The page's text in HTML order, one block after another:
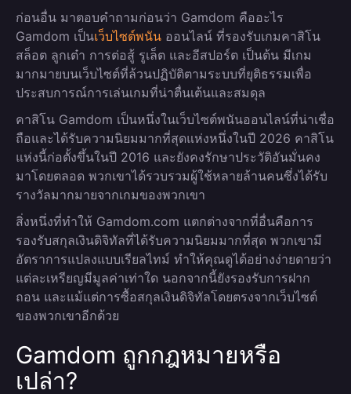
ก่อนอื่น มาตอบคำถามก่อนว่า Gamdom คืออะไร
Gamdom เป็นเว็บไซต์พนัน ออนไลน์ ที่รองรับเกมคาสิโน
สล็อต ลูกเต๋า การต่อสู้ รูเล็ต และอีสปอร์ต เป็นต้น มีเกม
มากมายบนเว็บไซต์ที่ล้วนปฏิบัติตามระบบที่ยุติธรรมเพื่อ
ประสบการณ์การเล่นเกมที่น่าตื่นเต้นและสมดุล
คาสิโน Gamdom เป็นหนึ่งในเว็บไซต์พนันออนไลน์ที่น่าเชื่อ
ถือและได้รับความนิยมมากที่สุดแห่งหนึ่งในปี 2026 คาสิโน
แห่งนี้ก่อตั้งขึ้นในปี 2016 และยังคงรักษาประวัติอันมั่นคง
มาโดยตลอด พวกเขาได้รวบรวมผู้ใช้หลายล้านคนซึ่งได้รับ
รางวัลมากมายจากเกมของพวกเขา
สิ่งหนึ่งที่ทำให้ Gamdom.com แตกต่างจากที่อื่นคือการ
รองรับสกุลเงินดิจิทัลที่ได้รับความนิยมมากที่สุด พวกเขามี
อัตราการแปลงแบบเรียลไทม์ ทำให้คุณดูได้อย่างง่ายดายว่า
แต่ละเหรียญมีมูลค่าเท่าใด นอกจากนี้ยังรองรับการฝาก
ถอน และแม้แต่การซื้อสกุลเงินดิจิทัลโดยตรงจากเว็บไซต์
ของพวกเขาอีกด้วย
Gamdom ถูกกฎหมายหรือ
เปล่า?